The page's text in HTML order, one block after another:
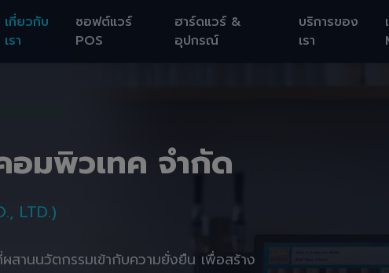
เกี่ยวกับ
เรา
ซอฟต์แวร์
POS
ฮาร์ดแวร์ &
อุปกรณ์
บริการของ
เรา
อมพิวเทค จำกัด
LTD.)
สานนวัตกรรมเข้ากับความยั่งยืน เพื่อสร้าง